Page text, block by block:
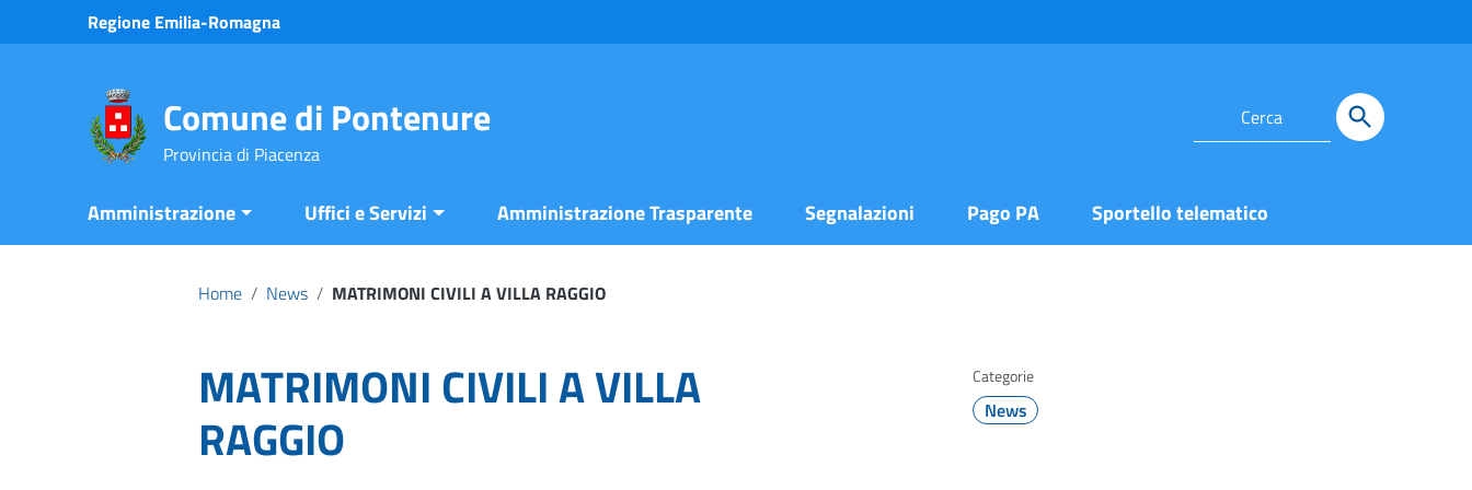
Vai ai contenuti
Vai al menu di navigazione
Regione Emilia-Romagna
Comune di Pontenure
Provincia di Piacenza
Amministrazione Uffici e Servizi Amministrazione Trasparente Segnalazioni Pago PA Sportello telematico
Home / News / MATRIMONI CIVILI A VILLA RAGGIO
MATRIMONI CIVILI A VILLA
RAGGIO
Categorie
News